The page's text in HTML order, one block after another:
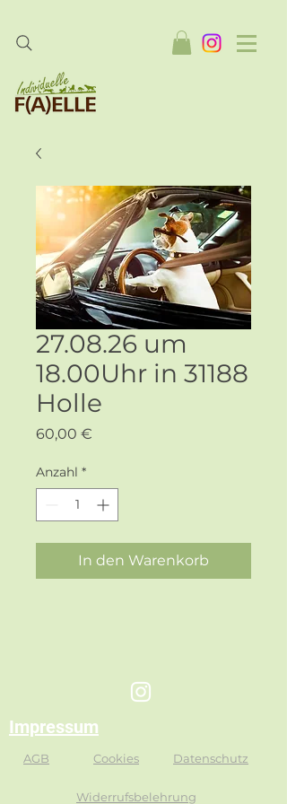
27.08.26 um
18.00Uhr in 31188
Holle
60,00 €
Anzahl *
In den Warenkorb
Impressum
AGB Cookies Datenschutz
Widerrufsbelehrung